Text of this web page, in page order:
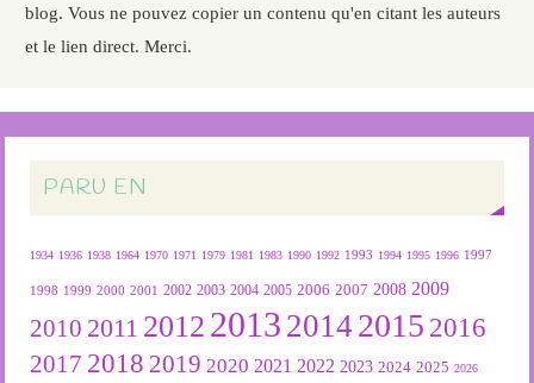
blog. Vous ne pouvez copier un contenu qu'en citant les auteurs
et le lien direct. Merci.
PARU EN
1934 1936 1938 1964 1970 1971 1979 1981 1983 1990 1992 1993 1994 1995 1996 1997
1998 1999 2000 2001 2002 2003 2004 2005 2006 2007 2008 2009
2010 2011 2012 2013 2014 2015 2016
2017 2018 2019 2020 2021 2022 2023 2024 2025 2026